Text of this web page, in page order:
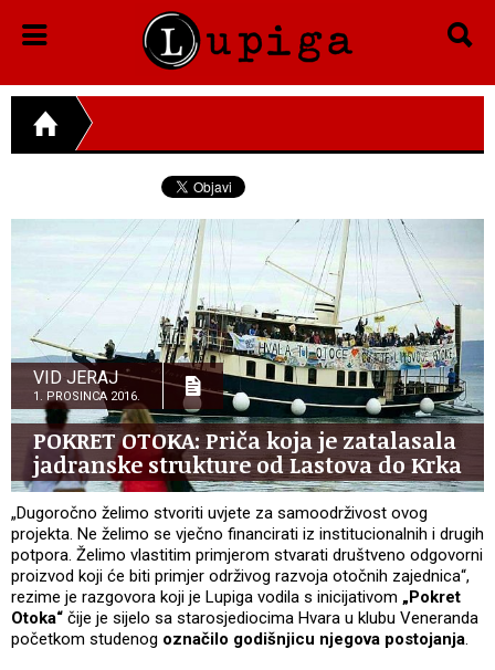
VID JERAJ
1. PROSINCA 2016.
POKRET OTOKA: Priča koja je zatalasala
jadranske strukture od Lastova do Krka
„Dugoročno želimo stvoriti uvjete za samoodrživost ovog
projekta. Ne želimo se vječno financirati iz institucionalnih i drugih
potpora. Želimo vlastitim primjerom stvarati društveno odgovorni
proizvod koji će biti primjer održivog razvoja otočnih zajednica“,
rezime je razgovora koji je Lupiga vodila s inicijativom „Pokret
Otoka“ čije je sijelo sa starosjediocima Hvara u klubu Veneranda
početkom studenog označilo godišnjicu njegova postojanja.